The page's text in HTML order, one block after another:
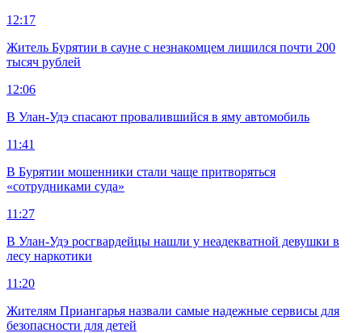
12:17
Житель Бурятии в сауне с незнакомцем лишился почти 200
тысяч рублей
12:06
В Улан-Удэ спасают провалившийся в яму автомобиль
11:41
В Бурятии мошенники стали чаще притворяться
«сотрудниками суда»
11:27
В Улан-Удэ росгвардейцы нашли у неадекватной девушки в
лесу наркотики
11:20
Жителям Приангарья назвали самые надежные сервисы для
безопасности для детей